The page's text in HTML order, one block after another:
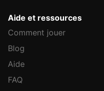
Aide et ressources
Comment jouer
Blog
Aide
FAQ